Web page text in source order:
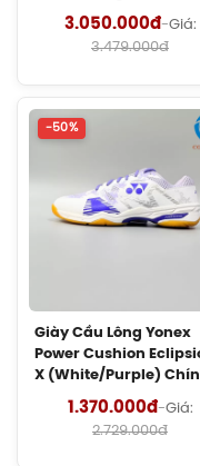
Cước
Hãng
Cước
Hãng
3.050.000đ-Giá:
3.479.000đ
-50%
Giày Cầu Lông Yonex
Power Cushion
X (White/Purple)
Hãng
1.370.000đ-Giá:
2.729.000đ